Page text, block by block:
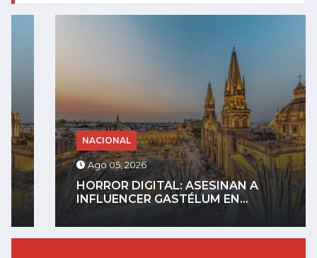
NACIONAL
Ago 05, 2026
HORROR DIGITAL: ASESINAN A
INFLUENCER GASTÉLUM EN...